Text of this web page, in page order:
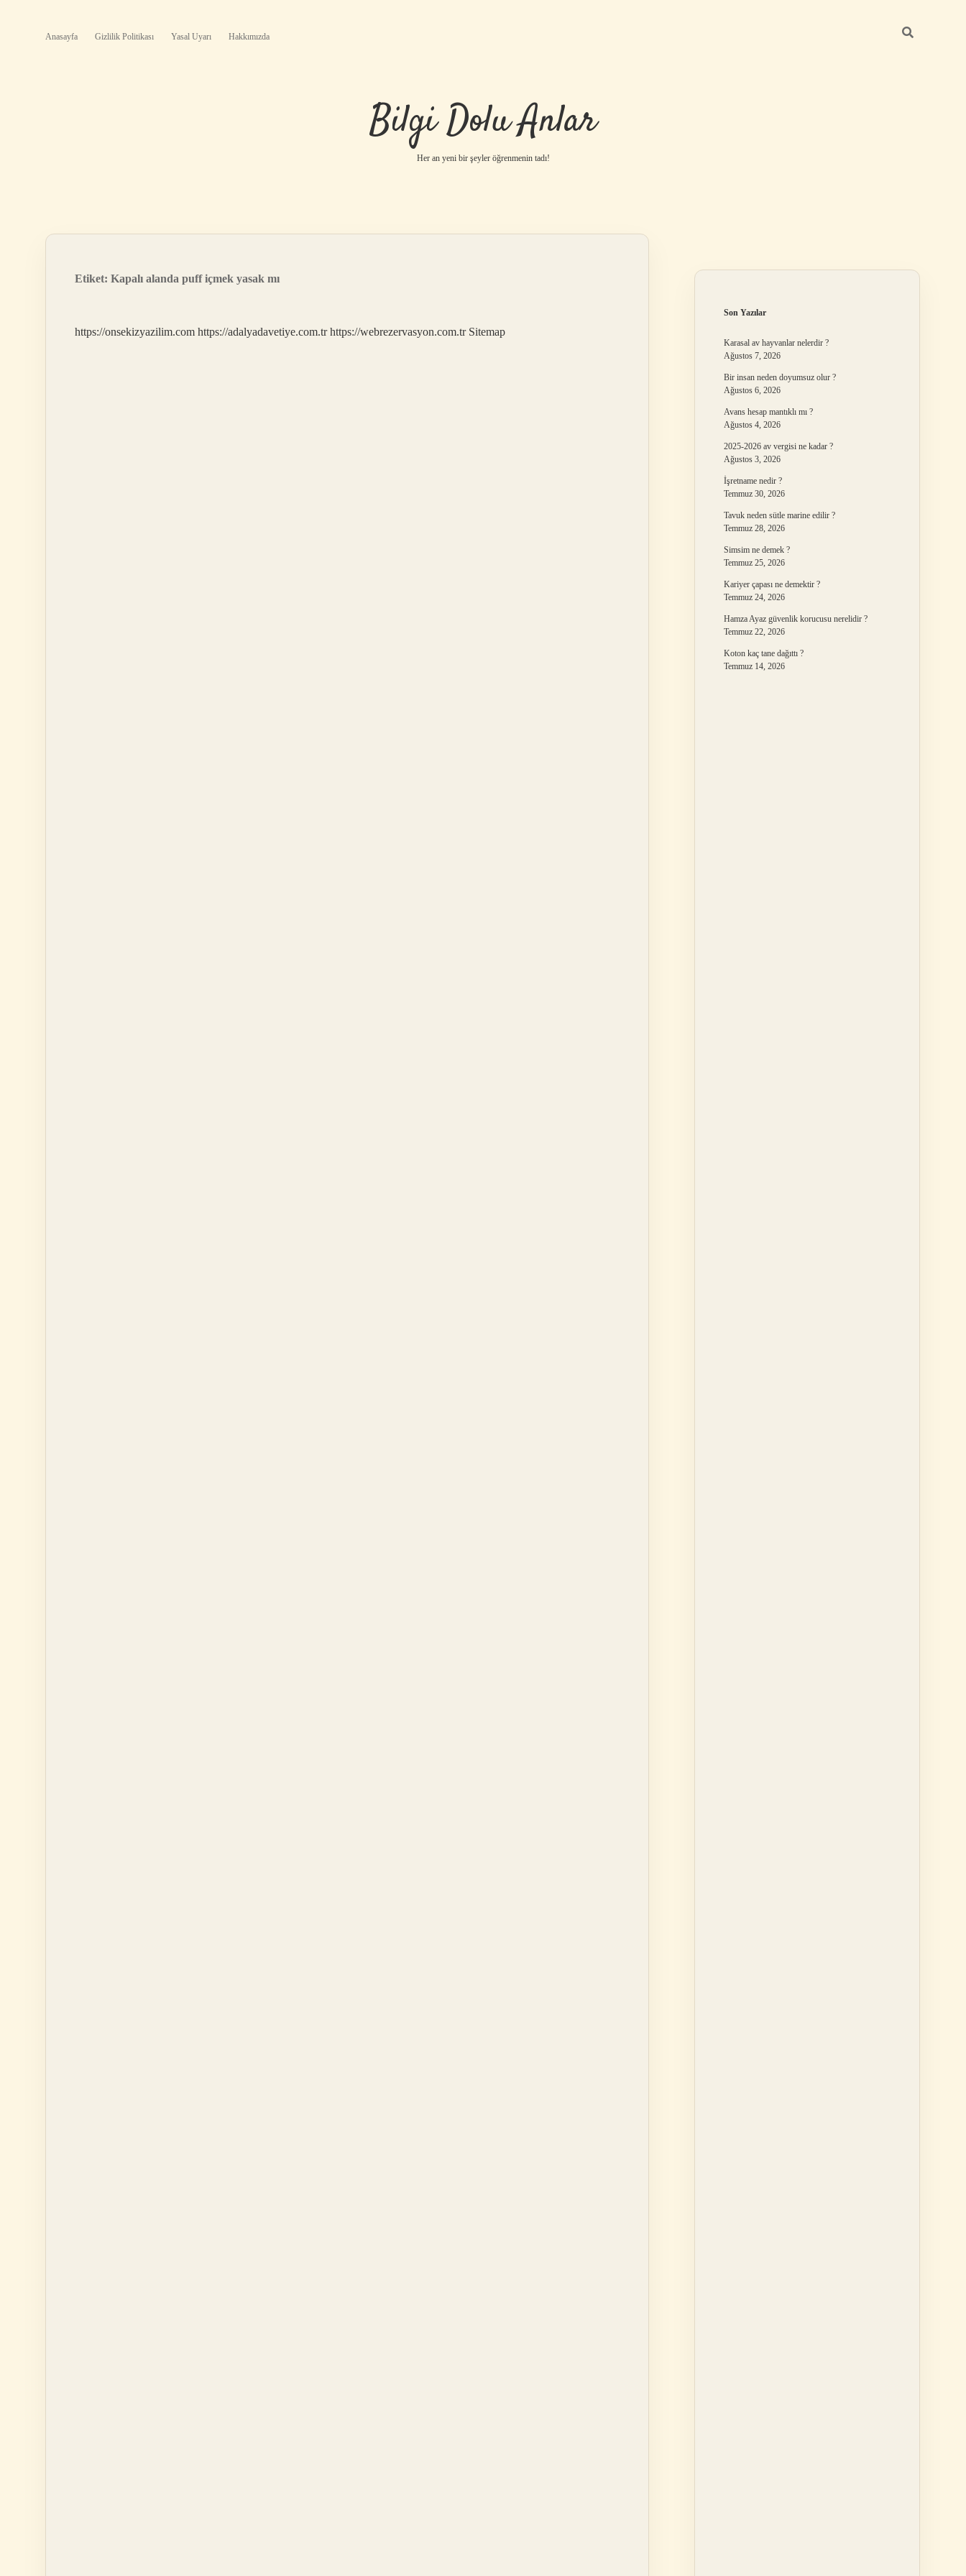
Anasayfa Gizlilik Politikası Yasal Uyarı Hakkımızda
Bilgi Dolu Anlar
Her an yeni bir şeyler öğrenmenin tadı!
Etiket: Kapalı alanda puff içmek yasak mı
https://onsekizyazilim.com https://adalyadavetiye.com.tr https://webrezervasyon.com.tr Sitemap
Son Yazılar
Karasal av hayvanlar nelerdir ?
Ağustos 7, 2026
Bir insan neden doyumsuz olur ?
Ağustos 6, 2026
Avans hesap mantıklı mı ?
Ağustos 4, 2026
2025-2026 av vergisi ne kadar ?
Ağustos 3, 2026
İşretname nedir ?
Temmuz 30, 2026
Tavuk neden sütle marine edilir ?
Temmuz 28, 2026
Simsim ne demek ?
Temmuz 25, 2026
Kariyer çapası ne demektir ?
Temmuz 24, 2026
Hamza Ayaz güvenlik korucusu nerelidir ?
Temmuz 22, 2026
Koton kaç tane dağıttı ?
Temmuz 14, 2026